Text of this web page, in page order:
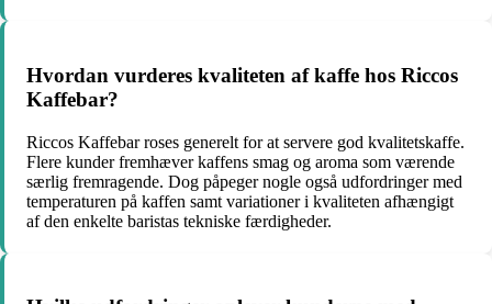
Hvordan vurderes kvaliteten af kaffe hos Riccos
Kaffebar?
Riccos Kaffebar roses generelt for at servere god kvalitetskaffe.
Flere kunder fremhæver kaffens smag og aroma som værende
særlig fremragende. Dog påpeger nogle også udfordringer med
temperaturen på kaffen samt variationer i kvaliteten afhængigt
af den enkelte baristas tekniske færdigheder.